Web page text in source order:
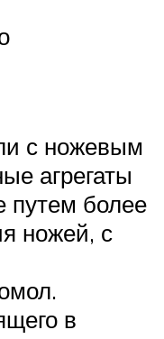
с ножевым
агрегаты
путем более
ножей, с
в